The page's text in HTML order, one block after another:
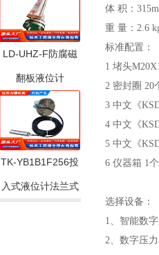
LD-UHZ-F防腐磁
翻板液位计
TK-YB1B1F256投
入式液位计法兰式
体 积：
重 量：2.6
标准配置：
1 堵头
2 密封圈 20
3 中文《
4 中文《
5 中文《
6 仪器箱 1个
选择设备：
1、智能数
2、数字压